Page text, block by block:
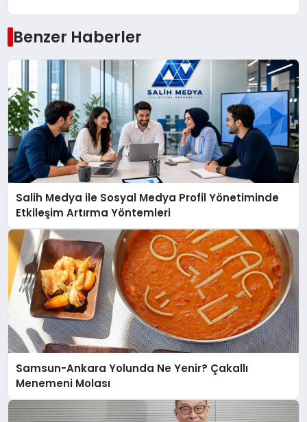
Benzer Haberler
Salih Medya ile Sosyal Medya Profil Yönetiminde
Etkileşim Artırma Yöntemleri
Samsun-Ankara Yolunda Ne Yenir? Çakallı
Menemeni Molası